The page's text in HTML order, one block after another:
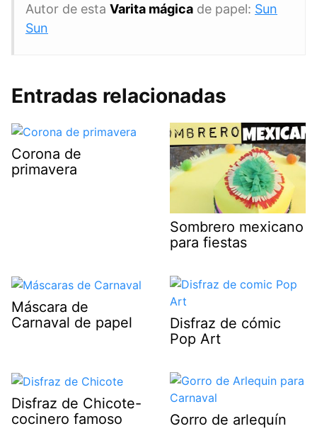
Autor de esta Varita mágica de papel: Sun
Sun
Entradas relacionadas
Corona de
primavera
Sombrero mexicano
para fiestas
Máscara de
Carnaval de papel
Disfraz de cómic
Pop Art
Disfraz de Chicote-
cocinero famoso
Gorro de arlequín